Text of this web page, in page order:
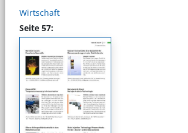
Wirtschaft
Seite 57: